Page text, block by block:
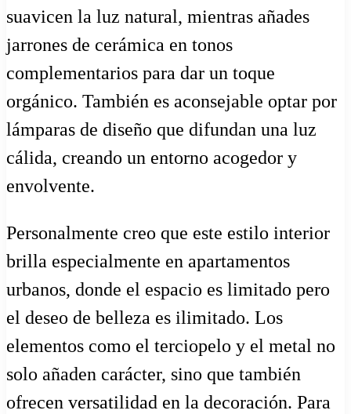
suavicen la luz natural, mientras añades
jarrones de cerámica en tonos
complementarios para dar un toque
orgánico. También es aconsejable optar por
lámparas de diseño que difundan una luz
cálida, creando un entorno acogedor y
envolvente.
Personalmente creo que este estilo interior
brilla especialmente en apartamentos
urbanos, donde el espacio es limitado pero
el deseo de belleza es ilimitado. Los
elementos como el terciopelo y el metal no
solo añaden carácter, sino que también
ofrecen versatilidad en la decoración. Para